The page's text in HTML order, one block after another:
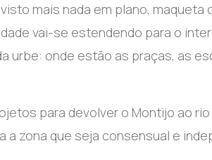
mais nada em plano,
vai-se estendendo para o
urbe: onde estão as praças, as
para devolver o Montijo ao
a zona que seja consensual e